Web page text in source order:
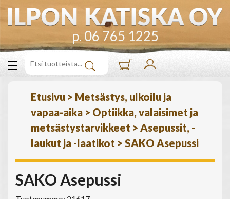
p. 06 765 1225
Etusivu > Metsästys, ulkoilu ja
vapaa-aika > Optiikka, valaisimet ja
metsästystarvikkeet > Asepussit, -
laukut ja -laatikot > SAKO Asepussi
SAKO Asepussi